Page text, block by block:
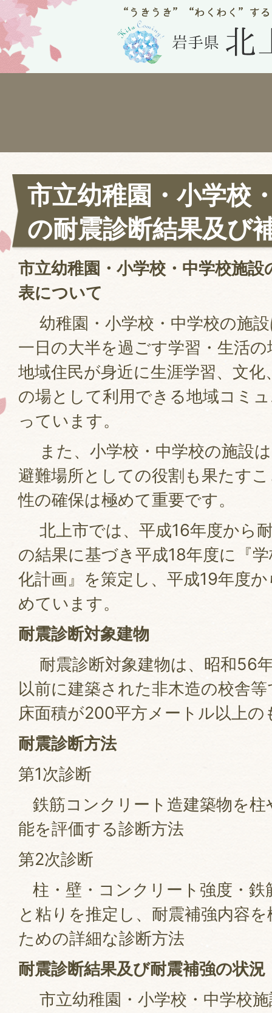
市立幼稚園・小学校
の耐震診断結果及び
市立幼稚園・小学校・中学校施設
表について
幼稚園・小学校・中学校の施
一日の大半を過ごす学習・生活
地域住民が身近に生涯学習、文
の場として利用できる地域コミ
っています。
また、小学校・中学校の施設
避難場所としての役割も果たす
性の確保は極めて重要です。
北上市では、平成16年度から
の結果に基づき平成18年度に『
化計画』を策定し、平成19年度
めています。
耐震診断対象建物
耐震診断対象建物は、昭和56
以前に建築された非木造の校舎
床面積が200平方メートル以上の
耐震診断方法
第1次診断
鉄筋コンクリート造建築物を柱
能を評価する診断方法
第2次診断
柱・壁・コンクリート強度・鉄
と粘りを推定し、耐震補強内容
ための詳細な診断方法
耐震診断結果及び耐震補強の状況
市立幼稚園・小学校・中学校